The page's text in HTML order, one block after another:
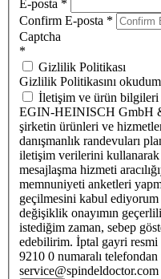
E-posta *
Confirm E-posta *
Captcha
*
Gizlilik Politikası
Gizlilik Politikasını
İletişim ve ürün bilgileri
EGIN-HEINISCH GmbH
şirketin ürünleri ve
danışmanlık randevuları
iletişim verilerini
mesajlaşma hizmeti
memnuniyeti anketleri
geçilmesini kabul
değişiklik onayımın
istediğim zaman, sebep
edebilirim. İptal gayri
9210 0 numaralı
service@spindeldoctor.com